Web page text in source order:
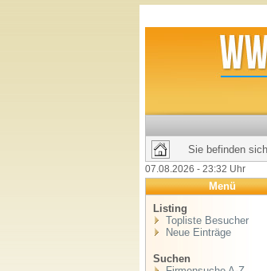
Sie befinden
07.08.2026 - 23:32 Uhr
Menü
Listing
Topliste Besucher
Neue Einträge
Suchen